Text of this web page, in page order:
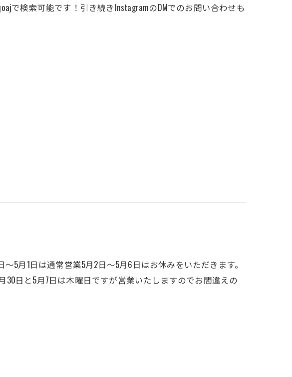
で検索可能です！引き続きInstagramのDMでのお問い合わせも
〜5月1日は通常営業5月2日〜5月6日はお休みをいただきます。
日と5月7日は木曜日ですが営業いたしますのでお間違えの